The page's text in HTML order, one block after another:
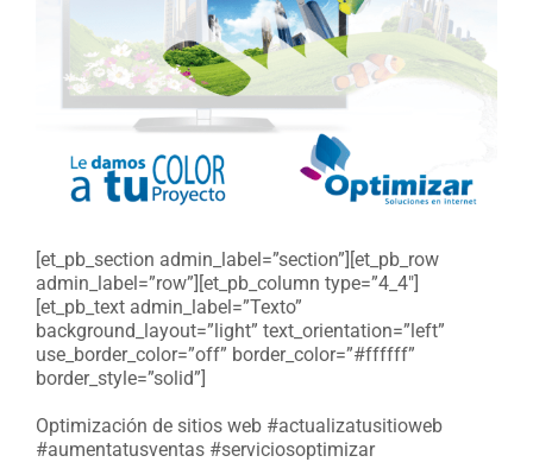
[et_pb_section admin_label=”section”][et_pb_row
admin_label=”row”][et_pb_column type=”4_4″]
[et_pb_text admin_label=”Texto”
background_layout=”light” text_orientation=”left”
use_border_color=”off” border_color=”#ffffff”
border_style=”solid”]
Optimización de sitios web #actualizatusitioweb
#aumentatusventas #serviciosoptimizar